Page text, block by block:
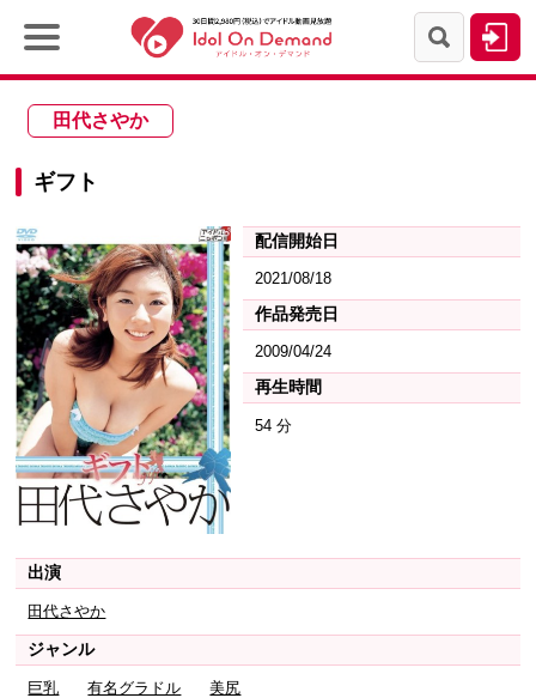
田代さやか
ギフト
配信開始日
2021/08/18
作品発売日
2009/04/24
再生時間
54 分
出演
田代さやか
ジャンル
巨乳 有名グラドル 美尻